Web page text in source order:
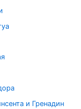
и Гренадин